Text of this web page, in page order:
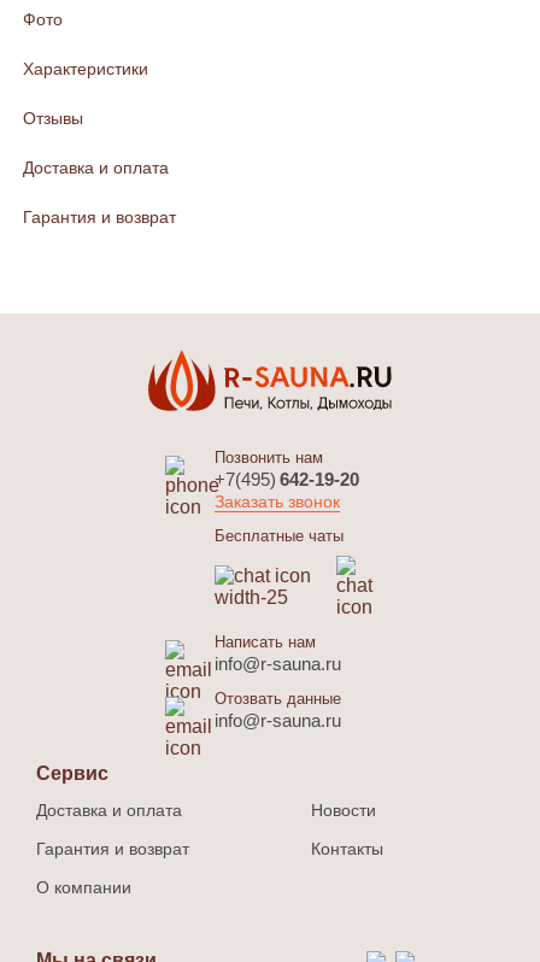
Фото
Характеристики
Отзывы
Доставка и оплата
Гарантия и возврат
Позвонить нам
+7(495) 642-19-20
Заказать звонок
Бесплатные чаты
Написать нам
info@r-sauna.ru
Отозвать данные
info@r-sauna.ru
Сервис
Доставка и оплата
Гарантия и возврат
О компании
Новости
Контакты